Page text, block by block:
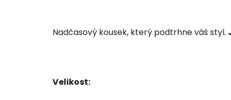
Nadčasový kousek, který podtrhne váš styl.
Velikost: